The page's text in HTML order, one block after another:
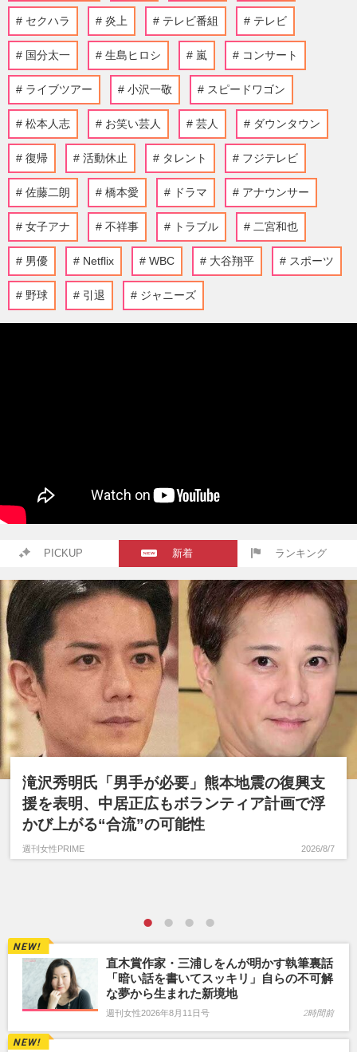
セクハラ 炎上 テレビ番組 テレビ
国分太一 生島ヒロシ 嵐 コンサート
ライブツアー 小沢一敬 スピードワゴン
松本人志 お笑い芸人 芸人 ダウンタウン
復帰 活動休止 タレント フジテレビ
佐藤二朗 橋本愛 ドラマ アナウンサー
女子アナ 不祥事 トラブル 二宮和也
男優 Netflix WBC 大谷翔平 スポーツ
野球 引退 ジャニーズ
PICKUP 新着 ランキング
滝沢秀明氏「男手が必要」熊本地震の復興支
援を表明、中居正広もボランティア計画で浮
かび上がる“合流”の可能性
週刊女性PRIME 2026/8/7
直木賞作家・三浦しをんが明かす執筆裏話
「暗い話を書いてスッキリ」自らの不可解
な夢から生まれた新境地
週刊女性2026年8月11日号 2時間前